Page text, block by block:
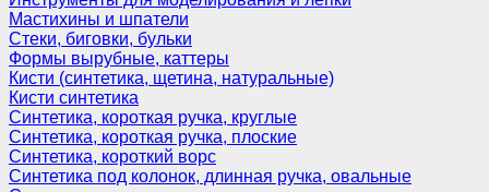
Мастихины и шпатели
Стеки, биговки, бульки
Формы вырубные, каттеры
Кисти (синтетика, щетина, натуральные)
Кисти синтетика
Синтетика, короткая ручка, круглые
Синтетика, короткая ручка, плоские
Синтетика, короткий ворс
Синтетика под колонок, длинная ручка, овальные